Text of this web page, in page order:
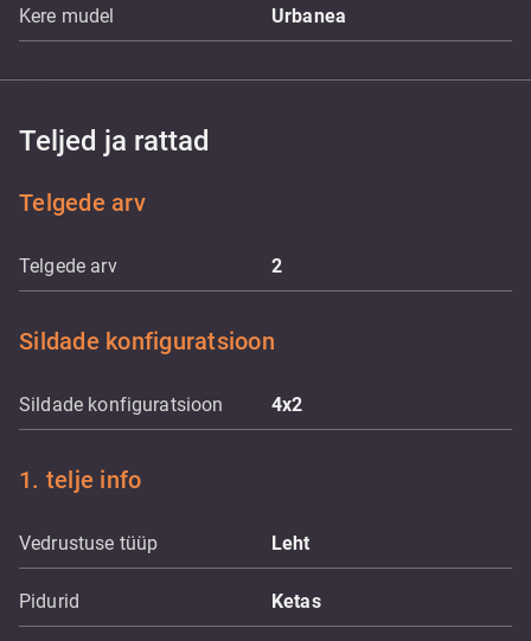
Kere mudel Urbanea
Teljed ja rattad
Telgede arv
Telgede arv 2
Sildade konfiguratsioon
Sildade konfiguratsioon 4x2
1. telje info
Vedrustuse tüüp Leht
Pidurid Ketas